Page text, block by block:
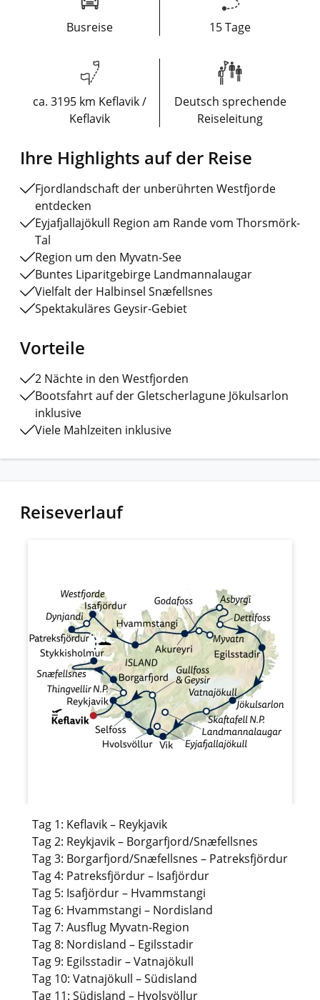
Busreise 15 Tage
ca. 3195 km Keflavik /
Keflavik
Deutsch sprechende
Reiseleitung
Ihre Highlights auf der Reise
Fjordlandschaft der unberührten Westfjorde
entdecken
Eyjafjallajökull Region am Rande vom Thorsmörk-
Tal
Region um den Myvatn-See
Buntes Liparitgebirge Landmannalaugar
Vielfalt der Halbinsel Snæfellsnes
Spektakuläres Geysir-Gebiet
Vorteile
2 Nächte in den Westfjorden
Bootsfahrt auf der Gletscherlagune Jökulsarlon
inklusive
Viele Mahlzeiten inklusive
Reiseverlauf
Tag 1: Keflavik – Reykjavik
Tag 2: Reykjavik – Borgarfjord/Snæfellsnes
Tag 3: Borgarfjord/Snæfellsnes – Patreksfjördur
Tag 4: Patreksfjördur – Isafjördur
Tag 5: Isafjördur – Hvammstangi
Tag 6: Hvammstangi – Nordisland
Tag 7: Ausflug Myvatn-Region
Tag 8: Nordisland – Egilsstadir
Tag 9: Egilsstadir – Vatnajökull
Tag 10: Vatnajökull – Südisland
Tag 11: Südisland – Hvolsvöllur